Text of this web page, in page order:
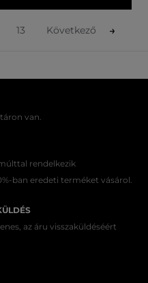
13 Következő
van.
rendelkezik
ban eredeti terméket vásárol.
az áru visszaküldéséért